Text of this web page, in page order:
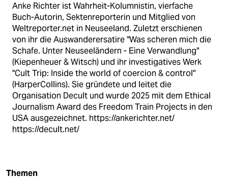
Anke Richter ist Wahrheit-Kolumnistin, vierfache
Buch-Autorin, Sektenreporterin und Mitglied von
Weltreporter.net in Neuseeland. Zuletzt erschienen
von ihr die Auswanderersatire "Was scheren mich die
Schafe. Unter Neuseeländern - Eine Verwandlung"
(Kiepenheuer & Witsch) und ihr investigatives Werk
"Cult Trip: Inside the world of coercion & control"
(HarperCollins). Sie gründete und leitet die
Organisation Decult und wurde 2025 mit dem Ethical
Journalism Award des Freedom Train Projects in den
USA ausgezeichnet. https://ankerichter.net/
https://decult.net/
Themen